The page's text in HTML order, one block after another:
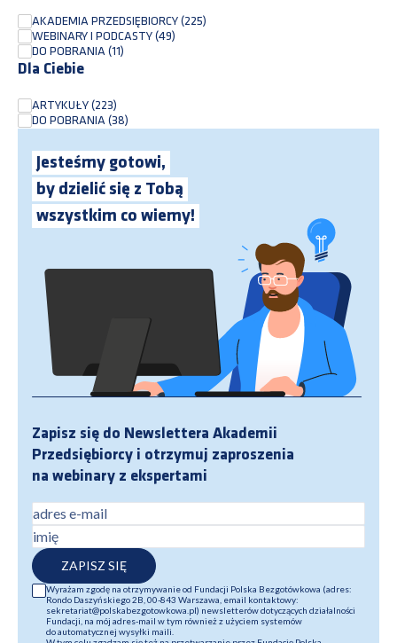
AKADEMIA PRZEDSIĘBIORCY (225)
WEBINARY I PODCASTY (49)
DO POBRANIA (11)
Dla Ciebie
ARTYKUŁY (223)
DO POBRANIA (38)
Jesteśmy gotowi,
by dzielić się z Tobą
wszystkim co wiemy!
Zapisz się do Newslettera Akademii
Przedsiębiorcy i otrzymuj zaproszenia
na webinary z ekspertami
adres e-mail
imię
ZAPISZ SIĘ
Wyrażam zgodę na otrzymywanie od Fundacji Polska Bezgotówkowa (adres:
Rondo Daszyńskiego 2B, 00-843 Warszawa, email kontaktowy:
sekretariat@polskabezgotowkowa.pl) newsletterów dotyczących działalności
Fundacji, na mój adres-mail w tym również z użyciem systemów
do automatycznej wysyłki maili.